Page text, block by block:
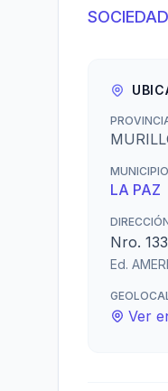
MUNICIPIO
LA PAZ
Nro.
Ed.
Ver